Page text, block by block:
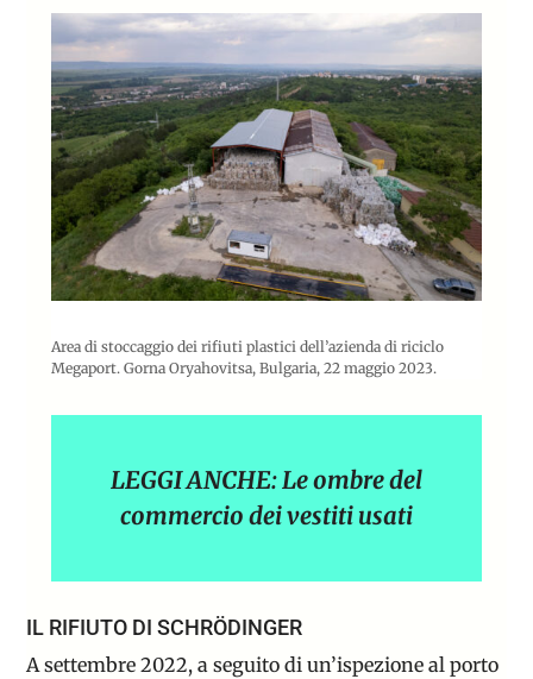
Area di stoccaggio dei rifiuti plastici dell’azienda di riciclo
Megaport. Gorna Oryahovitsa, Bulgaria, 22 maggio 2023.
LEGGI ANCHE: Le ombre del
commercio dei vestiti usati
IL RIFIUTO DI SCHRÖDINGER
A settembre 2022, a seguito di un’ispezione al porto